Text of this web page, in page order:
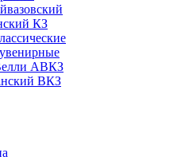
КЗ
АВКЗ
ВКЗ